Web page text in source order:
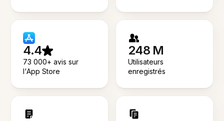
4.4
73 000+ avis sur
l'App Store
248 M
Utilisateurs
enregistrés